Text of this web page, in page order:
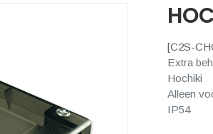
[C2S-
Extra
Hochiki
Alleen
IP54